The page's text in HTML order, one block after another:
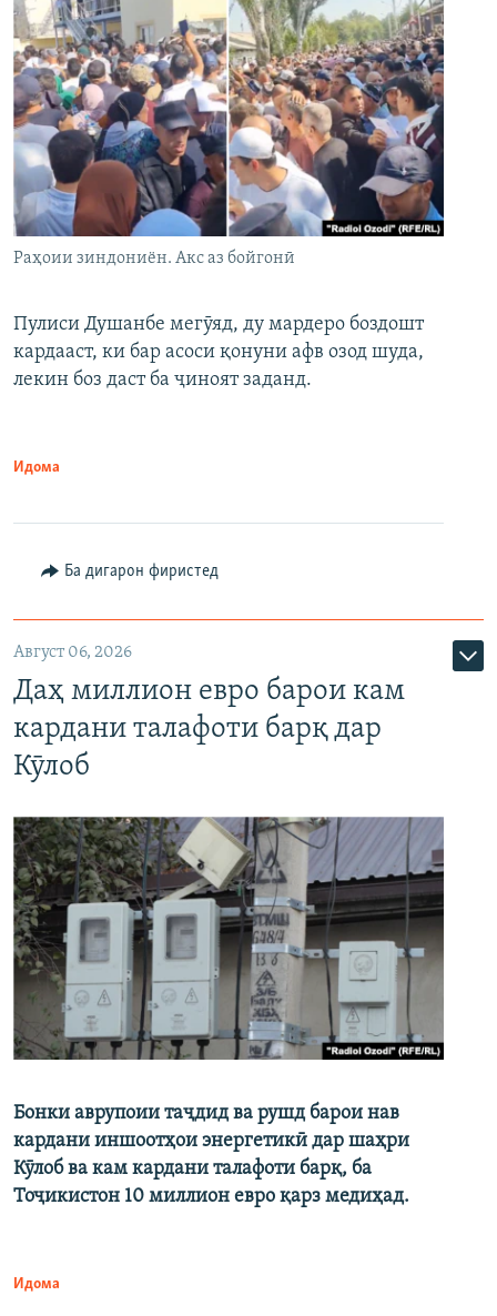
Раҳоии зиндониён. Акс аз бойгонӣ
Пулиси Душанбе мегӯяд, ду мардеро боздошт
кардааст, ки бар асоси қонуни афв озод шуда,
лекин боз даст ба ҷиноят заданд.
Идома
Ба дигарон фиристед
Август 06, 2026
Даҳ миллион евро барои кам
кардани талафоти барқ дар
Кӯлоб
Бонки аврупоии таҷдид ва рушд барои нав
кардани иншоотҳои энергетикӣ дар шаҳри
Кӯлоб ва кам кардани талафоти барқ, ба
Тоҷикистон 10 миллион евро қарз медиҳад.
Идома